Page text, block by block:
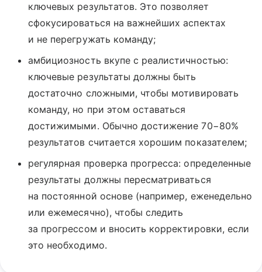
ключевых результатов. Это позволяет
сфокусироваться на важнейших аспектах
и не перегружать команду;
амбициозность вкупе с реалистичностью:
ключевые результаты должны быть
достаточно сложными, чтобы мотивировать
команду, но при этом оставаться
достижимыми. Обычно достижение 70−80%
результатов считается хорошим показателем;
регулярная проверка прогресса: определенные
результаты должны пересматриваться
на постоянной основе (например, еженедельно
или ежемесячно), чтобы следить
за прогрессом и вносить корректировки, если
это необходимо.